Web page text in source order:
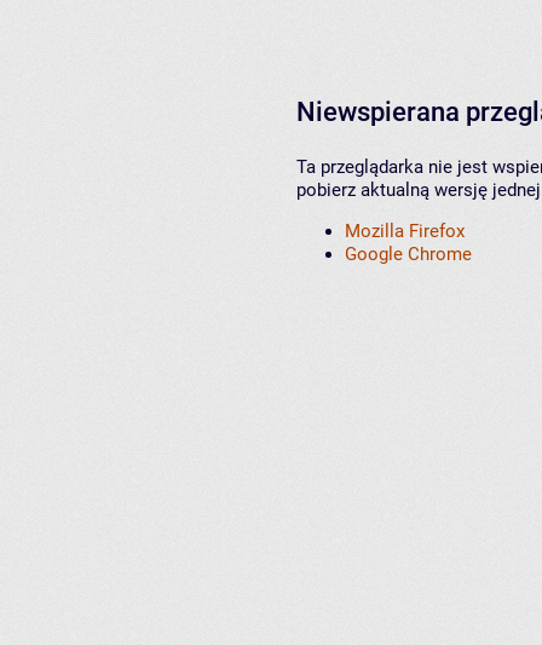
Niewspierana
Ta przeglądarka nie jest
pobierz aktualną wersję
Mozilla Firefox
Google Chrome